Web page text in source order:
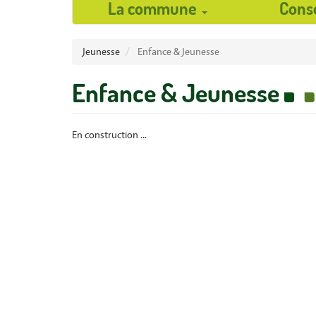
La commune
User
menu
Jeunesse Enfance & Jeunesse
Enfance & Jeunesse
En construction ...